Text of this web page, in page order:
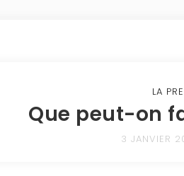
LA
Que peut-on
3 JANVIER